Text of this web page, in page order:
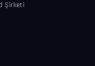
Şirketi